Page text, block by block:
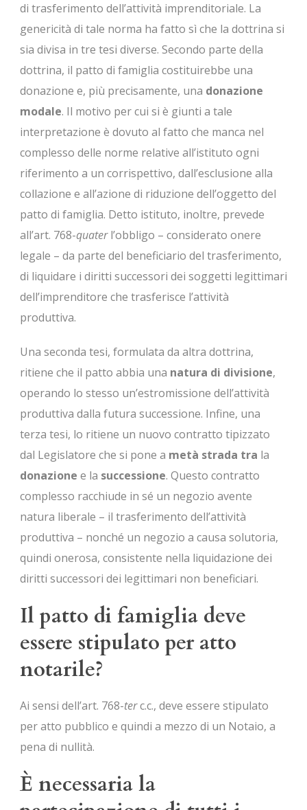
di trasferimento dell’attività imprenditoriale. La
genericità di tale norma ha fatto sì che la dottrina si
sia divisa in tre tesi diverse. Secondo parte della
dottrina, il patto di famiglia costituirebbe una
donazione e, più precisamente, una donazione
modale. Il motivo per cui si è giunti a tale
interpretazione è dovuto al fatto che manca nel
complesso delle norme relative all’istituto ogni
riferimento a un corrispettivo, dall’esclusione alla
collazione e all’azione di riduzione dell’oggetto del
patto di famiglia. Detto istituto, inoltre, prevede
all’art. 768-quaterl’obbligo – considerato onere
legale – da parte del beneficiario del trasferimento,
di liquidare i diritti successori dei soggetti legittimari
dell’imprenditore che trasferisce l’attività
produttiva.
Una seconda tesi, formulata da altra dottrina,
ritiene che il patto abbia una natura di divisione,
operando lo stesso un’estromissione dell’attività
produttiva dalla futura successione. Infine, una
terza tesi, lo ritiene un nuovo contratto tipizzato
dal Legislatore che si pone a metà strada tra la
donazione e la successione. Questo contratto
complesso racchiude in sé un negozio avente
natura liberale – il trasferimento dell’attività
produttiva – nonché un negozio a causa solutoria,
quindi onerosa, consistente nella liquidazione dei
diritti successori dei legittimari non beneficiari.
Il patto di famiglia deve
essere stipulato per atto
notarile?
Ai sensi dell’art. 768-terc.c., deve essere stipulato
per atto pubblico e quindi a mezzo di un Notaio, a
pena di nullità.
È necessaria la